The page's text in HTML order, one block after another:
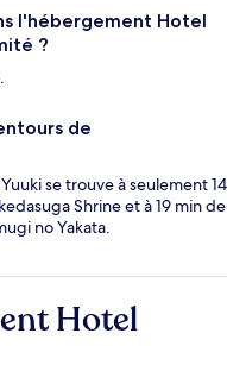
l'hébergement Hotel
?
de
se trouve à seulement 14
Shrine et à 19 min de
no Yakata.
Hotel